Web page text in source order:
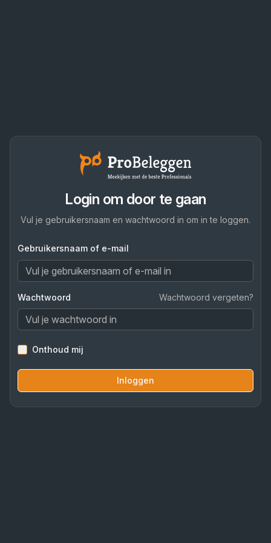
Login om door te gaan
Vul je gebruikersnaam en wachtwoord in om in te loggen.
Gebruikersnaam of e-mail
Wachtwoord Wachtwoord vergeten?
Onthoud mij
Inloggen